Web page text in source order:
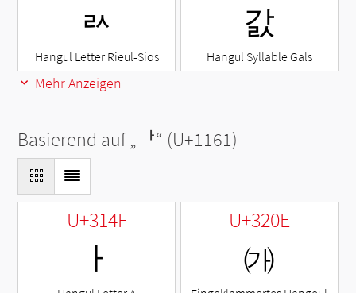
ㄽ
Hangul Letter Rieul-Sios
갌
Hangul Syllable Gals
Mehr Anzeigen
Basierend auf „ ᅡ“ (U+1161)
U+314F
ㅏ
U+320E
㈎